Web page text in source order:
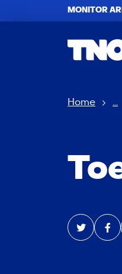
MONITOR
Home ...